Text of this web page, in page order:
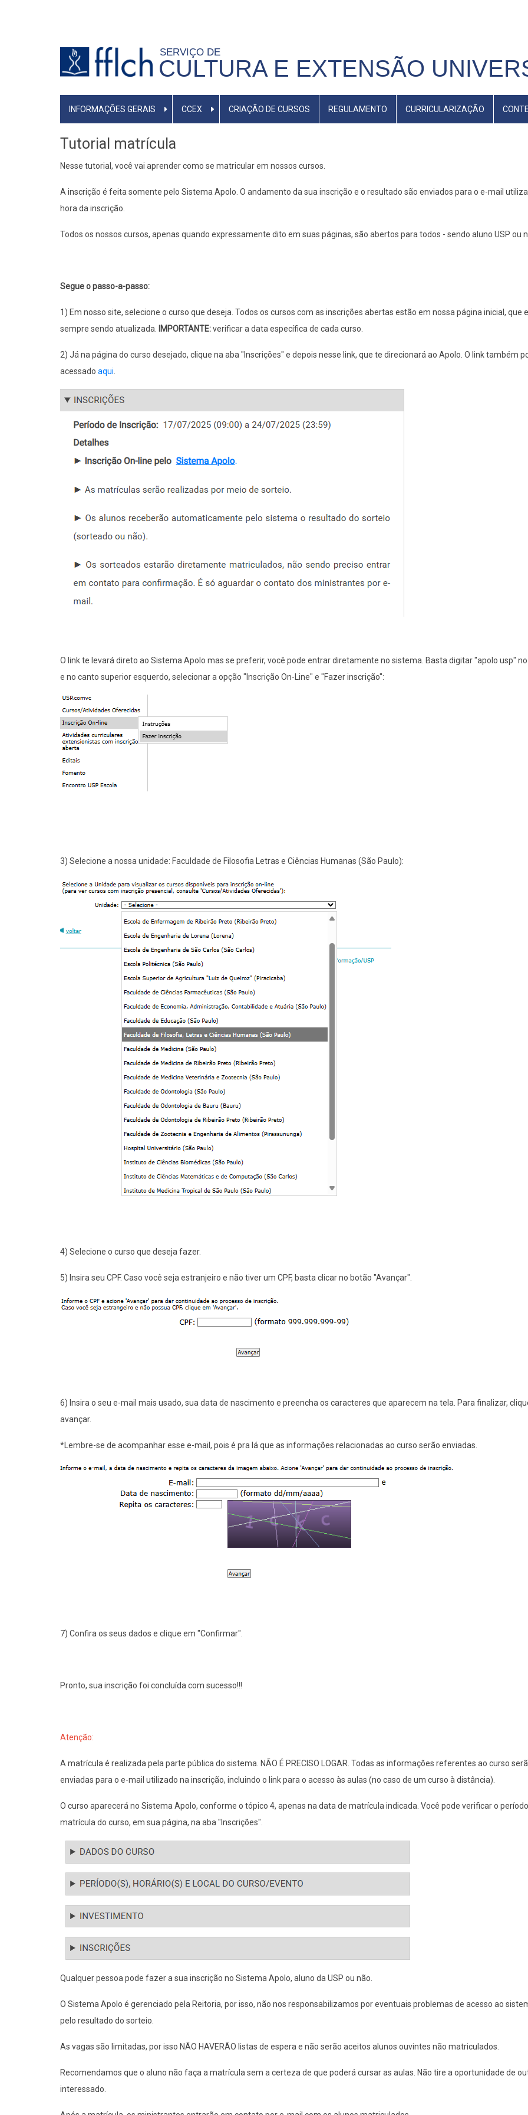
SERVIÇO DE
CULTURA E EXTENSÃO
MENU
INFORMAÇÕES GERAIS CCEX CRIAÇÃO DE CURSOS REGULAMENTO CURRICULARIZAÇÃO
Tutorial matrícula
Nesse tutorial, você vai aprender como se matricular em nossos cursos.
A inscrição é feita somente pelo Sistema Apolo. O andamento da sua inscrição e o resultado são enviados para o e-mail
hora da inscrição.
Todos os nossos cursos, apenas quando expressamente dito em suas páginas, são abertos para todos - sendo aluno USP ou
Segue o passo-a-passo:
1) Em nosso site, selecione o curso que deseja. Todos os cursos com as inscrições abertas estão em nossa página inicial, que
sempre sendo atualizada.
IMPORTANTE:verificar a data específica de cada curso.
2) Já na página do curso desejado, clique na aba "Inscrições" e depois nesse link, que te direcionará ao Apolo. O link também
acessado aqui
O link te levará direto ao Sistema Apolo mas se preferir, você pode entrar diretamente no sistema. Basta digitar "apolo usp"
e no canto superior esquerdo, selecionar a opção "Inscrição On-Line" e "Fazer inscrição":
3) Selecione a nossa unidade: Faculdade de Filosofia Letras e Ciências Humanas (São Paulo):
4) Selecione o curso que deseja fazer.
5) Insira seu CPF. Caso você seja estranjeiro e não tiver um CPF, basta clicar no botão "Avançar".
6) Insira o seu e-mail mais usado, sua data de nascimento e preencha os caracteres que aparecem na tela. Para finalizar,
avançar.
*Lembre-se de acompanhar esse e-mail, pois é pra lá que as informações relacionadas ao curso serão enviadas.
7) Confira os seus dados e clique em "Confirmar".
Pronto, sua inscrição foi concluída com sucesso!!!
Atenção:
A matrícula é realizada pela parte pública do sistema. NÃO É PRECISO LOGAR. Todas as informações referentes ao curso
enviadas para o e-mail utilizado na inscrição, incluindo o link para o acesso às aulas (no caso de um curso à distância).
O curso aparecerá no Sistema Apolo, conforme o tópico 4, apenas na data de matrícula indicada. Você pode verificar o
matrícula do curso, em sua página, na aba "Inscrições".
Qualquer pessoa pode fazer a sua inscrição no Sistema Apolo, aluno da USP ou não.
O Sistema Apolo é gerenciado pela Reitoria, por isso, não nos responsabilizamos por eventuais problemas de acesso ao
pelo resultado do sorteio.
As vagas são limitadas, por isso NÃO HAVERÃO listas de espera e não serão aceitos alunos ouvintes não matriculados.
Recomendamos que o aluno não faça a matrícula sem a certeza de que poderá cursar as aulas. Não tire a oportunidade de
interessado.